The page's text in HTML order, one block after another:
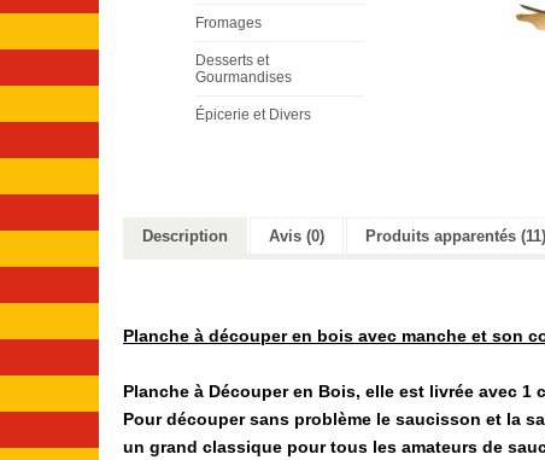
Fromages
Desserts et
Gourmandises
Épicerie et Divers
Description Avis (0) Produits apparentés (11)
Planche à découper en bois avec manche et son
Planche à Découper en Bois, elle est livrée avec 1
Pour découper sans problème le saucisson et la
un grand classique pour tous les amateurs de